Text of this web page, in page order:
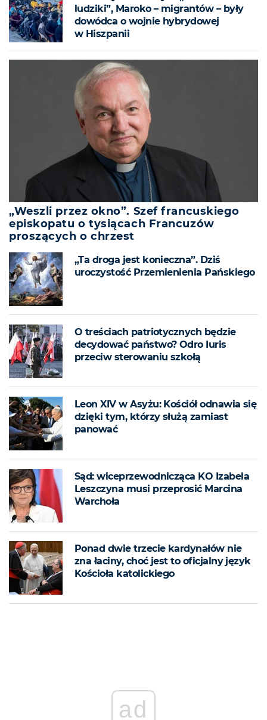
ludziki”, Maroko – migrantów – były
dowódca o wojnie hybrydowej
w Hiszpanii
„Weszli przez okno”. Szef francuskiego
episkopatu o tysiącach Francuzów
proszących o chrzest
„Ta droga jest konieczna”. Dziś
uroczystość Przemienienia Pańskiego
O treściach patriotycznych będzie
decydować państwo? Odro Iuris
przeciw sterowaniu szkołą
Leon XIV w Asyżu: Kościół odnawia się
dzięki tym, którzy służą zamiast
panować
Sąd: wiceprzewodnicząca KO Izabela
Leszczyna musi przeprosić Marcina
Warchoła
Ponad dwie trzecie kardynałów nie
zna łaciny, choć jest to oficjalny język
Kościoła katolickiego
ad